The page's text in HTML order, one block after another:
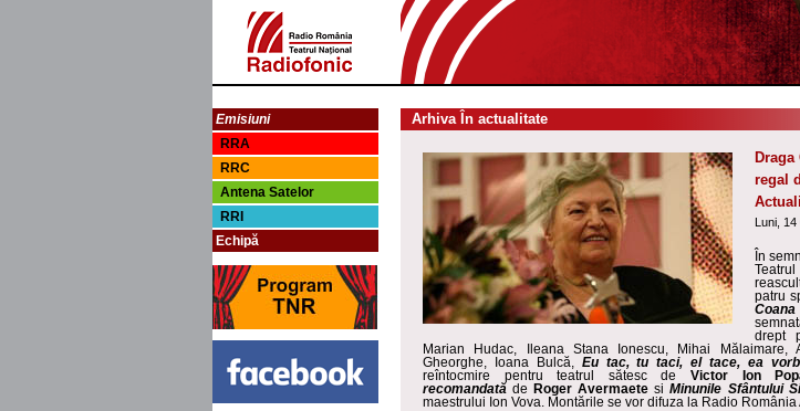
Emisiuni
RRA
RRC
Antena Satelor
RRI
Echipă
Arhiva În actualitate
regal
Luni,
În
patru
drept
Marian Hudac, Ileana Stana Ionescu, Mihai Mălaimare,
Gheorghe, Ioana Bulcă, Eu tac, tu taci, el tace, ea
reîntocmire pentru teatrul sătesc de Victor Ion
recomandatădeRoger Avermaete siMinunile Sfântului
maestrului Ion Vova. Montările se vor difuza la Radio